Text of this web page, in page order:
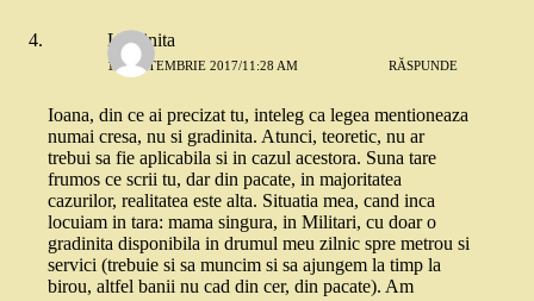
Luminita
19 SEPTEMBRIE 2017/11:28 AM RĂSPUNDE
Ioana, din ce ai precizat tu, inteleg ca legea mentioneaza
numai cresa, nu si gradinita. Atunci, teoretic, nu ar
trebui sa fie aplicabila si in cazul acestora. Suna tare
frumos ce scrii tu, dar din pacate, in majoritatea
cazurilor, realitatea este alta. Situatia mea, cand inca
locuiam in tara: mama singura, in Militari, cu doar o
gradinita disponibila in drumul meu zilnic spre metrou si
servici (trebuie si sa muncim si sa ajungem la timp la
birou, altfel banii nu cad din cer, din pacate). Am